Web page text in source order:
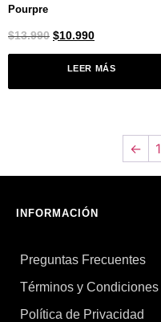
Pourpre
$13.990 $10.990
LEER MÁS
← 1
INFORMACIÓN
Preguntas Frecuentes
Términos y Condiciones
Política de Privacidad